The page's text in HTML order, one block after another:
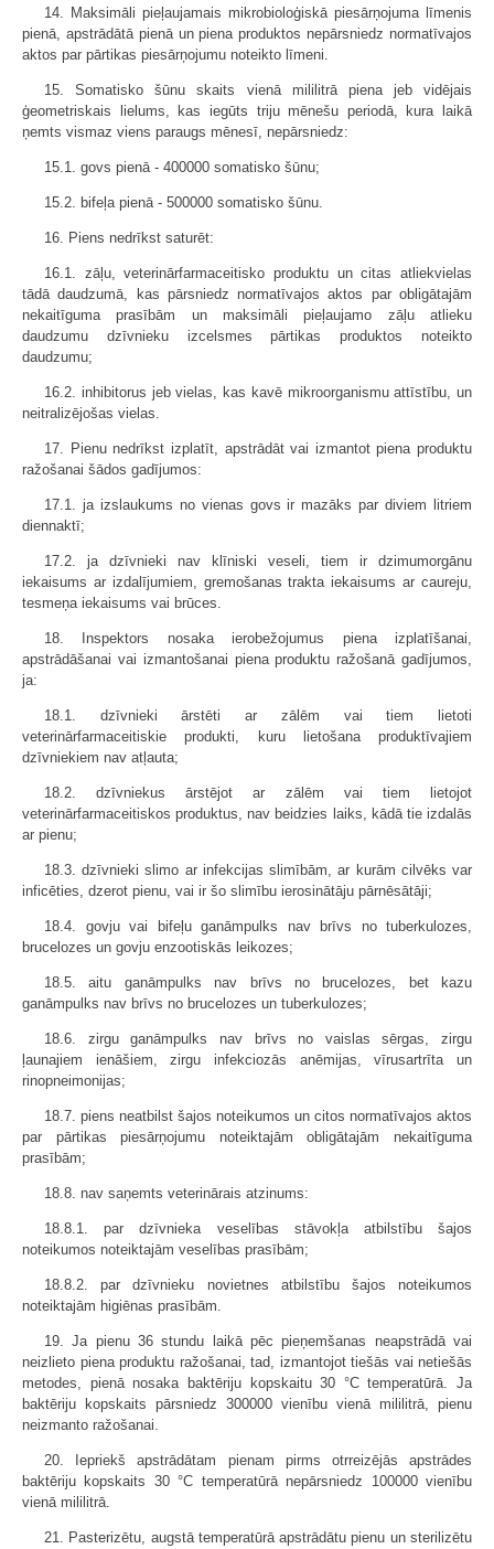
14. Maksimāli pieļaujamais mikrobioloģiskā piesārņojuma līmenis
pienā, apstrādātā pienā un piena produktos nepārsniedz normatīvajos
aktos par pārtikas piesārņojumu noteikto līmeni.
15. Somatisko šūnu skaits vienā mililitrā piena jeb vidējais
ģeometriskais lielums, kas iegūts triju mēnešu periodā, kura laikā
ņemts vismaz viens paraugs mēnesī, nepārsniedz:
15.1. govs pienā - 400000 somatisko šūnu;
15.2. bifeļa pienā - 500000 somatisko šūnu.
16. Piens nedrīkst saturēt:
16.1. zāļu, veterinārfarmaceitisko produktu un citas atliekvielas
tādā daudzumā, kas pārsniedz normatīvajos aktos par obligātajām
nekaitīguma prasībām un maksimāli pieļaujamo zāļu atlieku
daudzumu dzīvnieku izcelsmes pārtikas produktos noteikto
daudzumu;
16.2. inhibitorus jeb vielas, kas kavē mikroorganismu attīstību, un
neitralizējošas vielas.
17. Pienu nedrīkst izplatīt, apstrādāt vai izmantot piena produktu
ražošanai šādos gadījumos:
17.1. ja izslaukums no vienas govs ir mazāks par diviem litriem
diennaktī;
17.2. ja dzīvnieki nav klīniski veseli, tiem ir dzimumorgānu
iekaisums ar izdalījumiem, gremošanas trakta iekaisums ar caureju,
tesmeņa iekaisums vai brūces.
18. Inspektors nosaka ierobežojumus piena izplatīšanai,
apstrādāšanai vai izmantošanai piena produktu ražošanā gadījumos,
ja:
18.1. dzīvnieki ārstēti ar zālēm vai tiem lietoti
veterinārfarmaceitiskie produkti, kuru lietošana produktīvajiem
dzīvniekiem nav atļauta;
18.2. dzīvniekus ārstējot ar zālēm vai tiem lietojot
veterinārfarmaceitiskos produktus, nav beidzies laiks, kādā tie izdalās
ar pienu;
18.3. dzīvnieki slimo ar infekcijas slimībām, ar kurām cilvēks var
inficēties, dzerot pienu, vai ir šo slimību ierosinātāju pārnēsātāji;
18.4. govju vai bifeļu ganāmpulks nav brīvs no tuberkulozes,
brucelozes un govju enzootiskās leikozes;
18.5. aitu ganāmpulks nav brīvs no brucelozes, bet kazu
ganāmpulks nav brīvs no brucelozes un tuberkulozes;
18.6. zirgu ganāmpulks nav brīvs no vaislas sērgas, zirgu
ļaunajiem ienāšiem, zirgu infekciozās anēmijas, vīrusartrīta un
rinopneimonijas;
18.7. piens neatbilst šajos noteikumos un citos normatīvajos aktos
par pārtikas piesārņojumu noteiktajām obligātajām nekaitīguma
prasībām;
18.8. nav saņemts veterinārais atzinums:
18.8.1. par dzīvnieka veselības stāvokļa atbilstību šajos
noteikumos noteiktajām veselības prasībām;
18.8.2. par dzīvnieku novietnes atbilstību šajos noteikumos
noteiktajām higiēnas prasībām.
19. Ja pienu 36 stundu laikā pēc pieņemšanas neapstrādā vai
neizlieto piena produktu ražošanai, tad, izmantojot tiešās vai netiešās
metodes, pienā nosaka baktēriju kopskaitu 30 °C temperatūrā. Ja
baktēriju kopskaits pārsniedz 300000 vienību vienā mililitrā, pienu
neizmanto ražošanai.
20. Iepriekš apstrādātam pienam pirms otrreizējās apstrādes
baktēriju kopskaits 30 °C temperatūrā nepārsniedz 100000 vienību
vienā mililitrā.
21. Pasterizētu, augstā temperatūrā apstrādātu pienu un sterilizētu